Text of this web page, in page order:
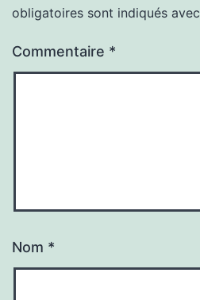
obligatoires sont indiqués avec
Commentaire *
Nom *